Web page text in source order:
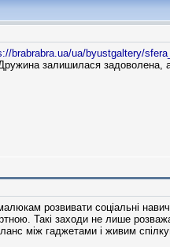
brabrabra.ua/ua/byustgaltery/
Дружина залишилася
розвивати соціальні
Такі заходи не лише
між гаджетами і живим